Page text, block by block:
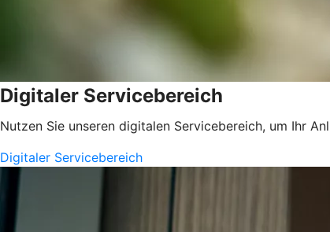
Digitaler Servicebereich
Nutzen Sie unseren digitalen Servicebereich, um Ihr
Digitaler Servicebereich